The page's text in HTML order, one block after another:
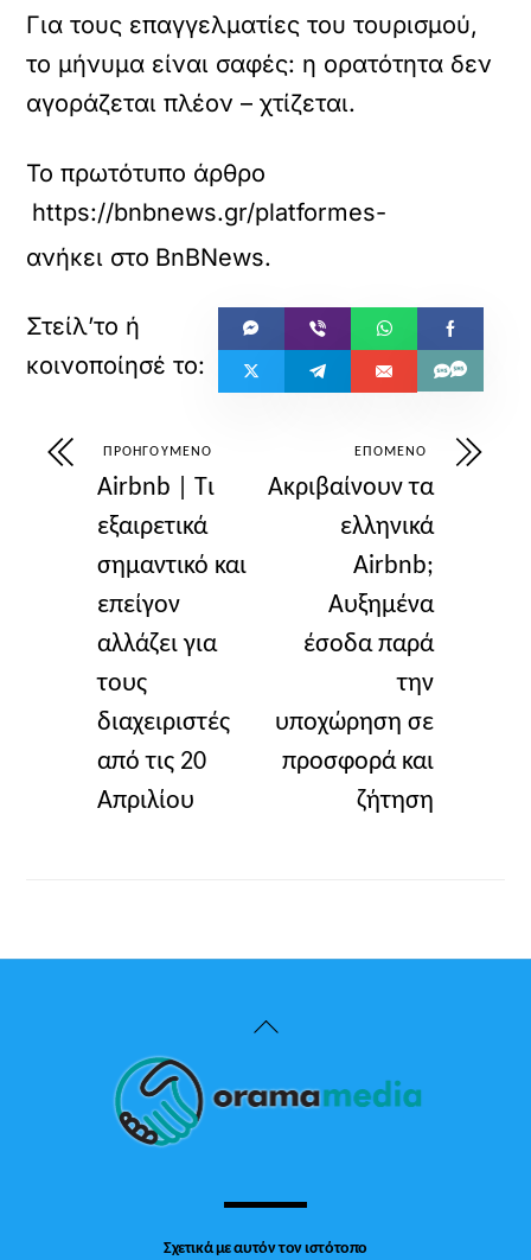
Για τους επαγγελματίες του τουρισμού,
το μήνυμα είναι σαφές: η ορατότητα δεν
αγοράζεται πλέον – χτίζεται.
Το πρωτότυπο άρθρο
https://bnbnews.gr/platformes-otas/
ανήκει στο BnBNews.
ΠΡΟΗΓΟΎΜΕΝΟ
Airbnb | Τι
εξαιρετικά
σημαντικό και
επείγον
αλλάζει για
τους
διαχειριστές
από τις 20
Απριλίου
ΕΠΌΜΕΝΟ
Ακριβαίνουν τα
ελληνικά
Airbnb;
Αυξημένα
έσοδα παρά
την
υποχώρηση σε
προσφορά και
ζήτηση
Back
Top
Σχετικά με αυτόν τον ιστότοπο